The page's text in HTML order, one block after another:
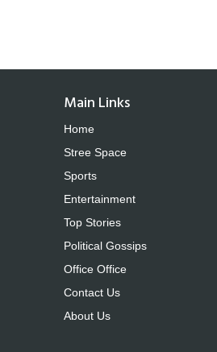
Main Links
Home
Stree Space
Sports
Entertainment
Top Stories
Political Gossips
Office Office
Contact Us
About Us